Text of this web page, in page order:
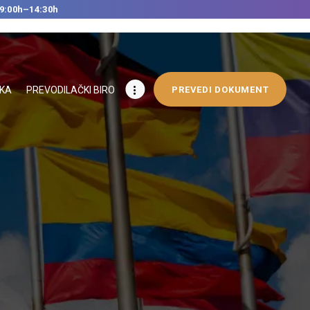
PREVODILAČKI BIRO PREVEDI DOKUMENT